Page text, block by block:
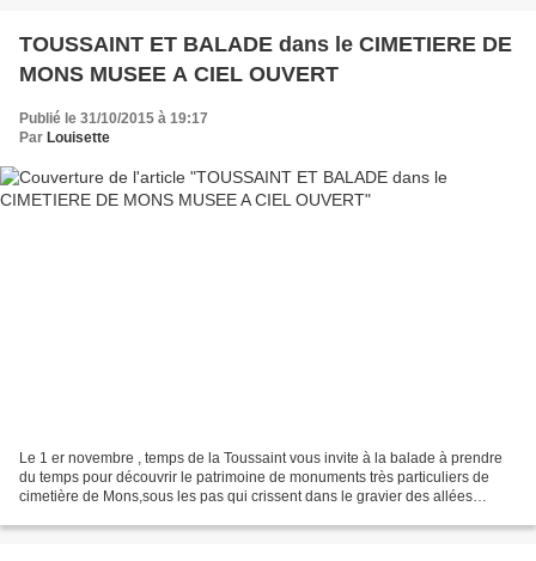
TOUSSAINT ET BALADE dans le CIMETIERE DE
MONS MUSEE A CIEL OUVERT
Publié le 31/10/2015 à 19:17
Par Louisette
Le 1 er novembre , temps de la Toussaint vous invite à la balade à prendre
du temps pour découvrir le patrimoine de monuments très particuliers de
cimetière de Mons,sous les pas qui crissent dans le gravier des allées